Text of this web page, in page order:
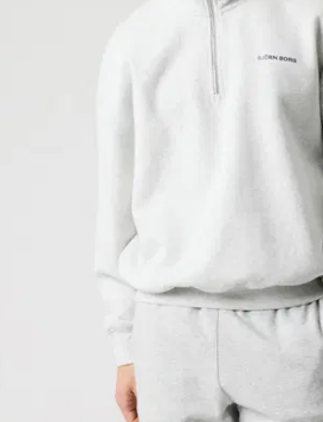
Avaa tuotekuva suurennettuna